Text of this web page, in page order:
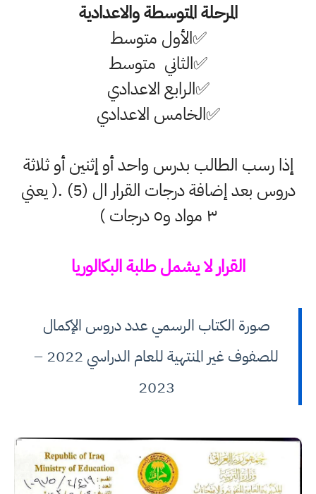
المرحلة المتوسطة والاعدادية
✅الأول متوسط
✅الثاني متوسط
✅الرابع الاعدادي
✅الخامس الاعدادي
إذا رسب الطالب بدرس واحد أو إثنين أو ثلاثة
دروس بعد إضافة درجات القرار ال (5) .( يعني
٣ مواد و٥ درجات )
القرار لا يشمل طلبة البكالوريا
صورة الكتاب الرسمي عدد دروس الإكمال
للصفوف غير المنتهية للعام الدراسي 2022 –
2023